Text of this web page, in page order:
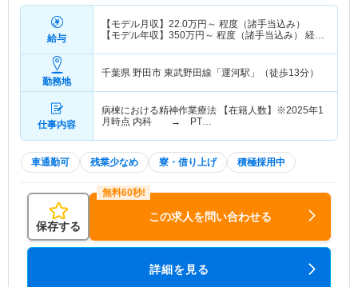
給与
【モデル月収】 22.0万円～ 程度（諸手当込み）
【モデル年収】 350万円～ 程度（諸手当込み） 経験
勤務地
千葉県 野田市 東武野田線「運河駅」（徒歩13分）
仕事内容
病棟における精神作業療法 【在籍人数】※2025年1
月時点 内科 → PT…
車通勤可 残業少なめ 寮・借り上げ 積極採用中
保存する
この求人を問い合わせる
詳細を見る